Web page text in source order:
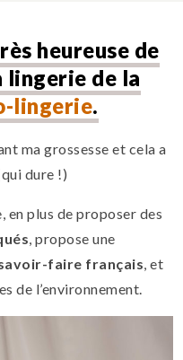
heureuse de
lingerie de la
lingerie.
ma grossesse et cela a
dure !)
en plus de proposer des
, propose une
faire français, et
de l’environnement.